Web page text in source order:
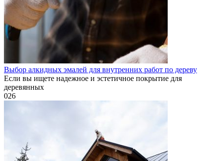
Выбор алкидных эмалей для внутренних работ по дереву
Если вы ищете надежное и эстетичное покрытие для
деревянных
026